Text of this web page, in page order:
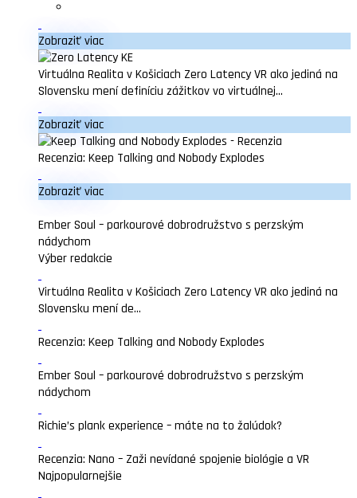
Zobraziť viac
Virtuálna Realita v Košiciach Zero Latency VR ako jediná na
Slovensku mení definíciu zážitkov vo virtuálnej...
Zobraziť viac
Recenzia: Keep Talking and Nobody Explodes
Zobraziť viac
Ember Soul – parkourové dobrodružstvo s perzským
nádychom
Výber redakcie
Virtuálna Realita v Košiciach Zero Latency VR ako jediná na
Slovensku mení de...
Recenzia: Keep Talking and Nobody Explodes
Ember Soul – parkourové dobrodružstvo s perzským
nádychom
Richie’s plank experience – máte na to žalúdok?
Recenzia: Nano – Zaži nevídané spojenie biológie a VR
Najpopularnejšie